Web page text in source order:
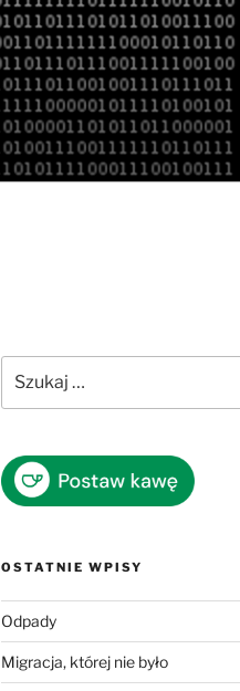
OSTATNIE WPISY
Odpady
Migracja, której nie było